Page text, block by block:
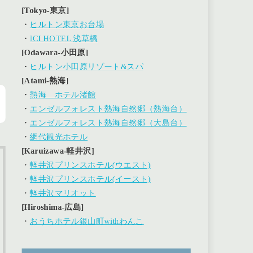
[Tokyo-東京]
・ ヒルトン東京お台場
・ICI HOTEL 浅草橋
[Odawara-小田原]
・ ヒルトン小田原リゾート&スパ
[Atami-熱海]
・熱海 ホテル渚館
・ エンゼルフォレスト熱海自然郷（熱海台）
・ エンゼルフォレスト熱海自然郷（大島台）
・網代観光ホテル
[Karuizawa-軽井沢]
・軽井沢プリンスホテル(ウエスト)
・軽井沢プリンスホテル(イースト)
・軽井沢マリオット
[Hiroshima-広島]
・ おうちホテル銀山町withわんこ